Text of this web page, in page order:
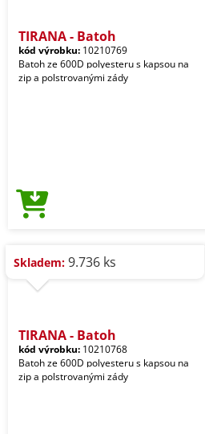
TIRANA - Batoh
kód výrobku: 10210769
Batoh ze 600D polyesteru s kapsou na
zip a polstrovanými zády
Skladem: 9.736 ks
TIRANA - Batoh
kód výrobku: 10210768
Batoh ze 600D polyesteru s kapsou na
zip a polstrovanými zády